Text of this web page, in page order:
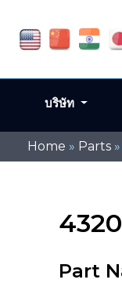
Home » Parts »
Part
บริษัท